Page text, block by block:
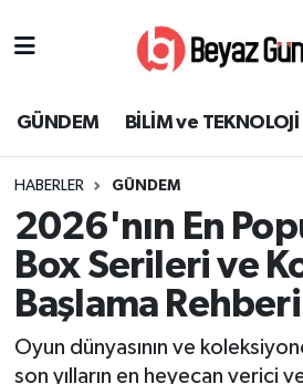
GÜNDEM BİLİM ve TEKNOLOJİ
HABERLER GÜNDEM
2026'nın En
Box Serileri ve
Başlama Rehberi
Oyun dünyasının ve
son yılların en heyecan verici ve
EKONOMİ
SPOR
SAĞLIK
EĞİTİM
Süper Lig Puan Durumu ve
Tüm Manşetler
Son Dakika Haberleri
Haber Arşivi